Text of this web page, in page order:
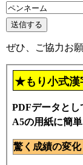
ぜひ、ご協力お